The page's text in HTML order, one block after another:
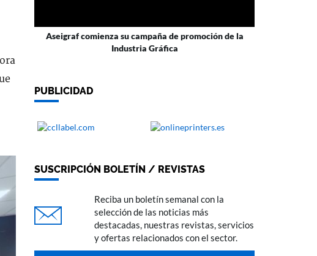
Aseigraf comienza su campaña de promoción de la
Industria Gráfica
PUBLICIDAD
SUSCRIPCIÓN BOLETÍN / REVISTAS
Reciba un boletín semanal con la
selección de las noticias más
destacadas, nuestras revistas, servicios
y ofertas relacionados con el sector.